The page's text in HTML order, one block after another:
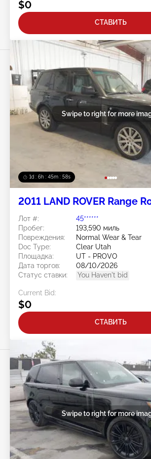
$0
СТАВИТЬ
1d : 6h : 45m : 56s
Swipe to right for more
2011 LAND ROVER Range
Лот #:
45******
Пробег:
193,590 миль
Повреждения:
Normal Wear & Tear
Doc Type:
Clear Utah
Площадка:
UT - PROVO
Дата торгов:
08/10/2026
Статус ставки:
You Haven't bid
Current Bid:
$0
СТАВИТЬ
Swipe to right for more